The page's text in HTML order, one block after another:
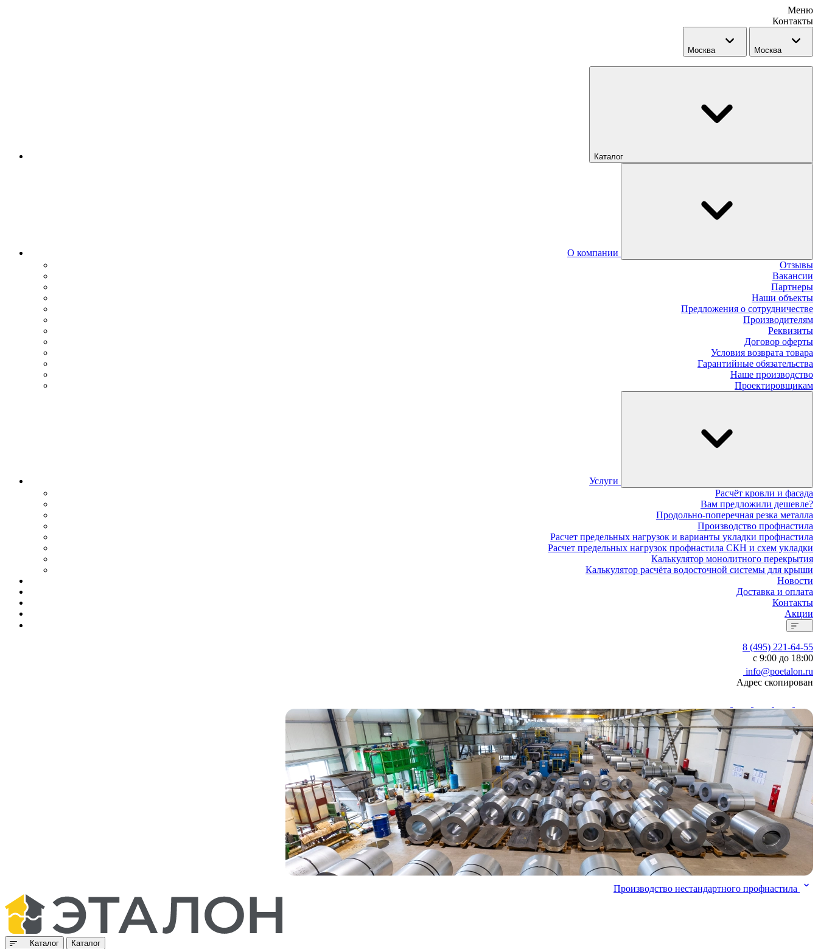
Меню
Контакты
Москва Москва
Каталог
О компании
Отзывы
Вакансии
Партнеры
Наши объекты
Предложения о сотрудничестве
Производителям
Реквизиты
Договор оферты
Условия возврата товара
Гарантийные обязательства
Наше производство
Проектировщикам
Услуги
Расчёт кровли и фасада
Вам предложили дешевле?
Продольно-поперечная резка металла
Производство профнастила
Расчет предельных нагрузок и варианты укладки профнастила
Расчет предельных нагрузок профнастила СКН и схем укладки
Калькулятор монолитного перекрытия
Калькулятор расчёта водосточной системы для крыши
Новости
Доставка и оплата
Контакты
Акции
8 (495) 221-64-55
с 9:00 до 18:00
info@poetalon.ru
Адрес скопирован
Производство нестандартного профнастила
Каталог Каталог